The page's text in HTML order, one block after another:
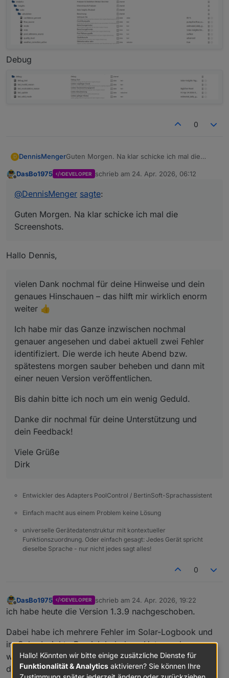
Debug
0
D DennisMengerGuten Morgen. Na klar schicke ich mal die
Results
Calculation
Debug
DasBo1975 DEVELOPER schrieb am 24. Apr. 2026, 06:12
zuletzt editiert von
@DennisMenger sagte:
Guten Morgen. Na klar schicke ich mal die
Screenshots.
Hallo Dennis,
vielen Dank nochmal für deine Hinweise und dein
genaues Hinschauen – das hilft mir wirklich enorm
weiter 👍
Ich habe mir das Ganze inzwischen nochmal
genauer angesehen und dabei aktuell zwei Fehler
identifiziert. Die werde ich heute Abend bzw.
spätestens morgen sauber beheben und dann mit
einer neuen Version veröffentlichen.
Bis dahin bitte ich noch um ein wenig Geduld.
Danke dir nochmal für deine Unterstützung und
dein Feedback!
Viele Grüße
Dirk
Entwickler des Adapters PoolControl / BertinSoft-Sprachassistent
Einfach macht aus einem Problem keine Lösung
universelle Gerätedatenstruktur mit kontextueller
Funktionszuordnung. Oder einfach gesagt: Jedes Gerät spricht
dieselbe Sprache - nur nicht jedes sagt alles!
0
Offline
DasBo1975 DEVELOPER schrieb am 24. Apr. 2026, 19:22
zuletzt editiert von
ich habe heute die Version 1.3.9 nachgeschoben.
Dabei habe ich mehrere Fehler im Solar-Logbook und
im Solar-Insights-Bereich behoben. Unter anderem
wurden teilweise Logeinträge gar nicht erstellt bzw.
doppelt geschrieben, außerdem gab es Probleme bei
Hallo! Könnten wir bitte einige zusätzliche Dienste für
Funktionalität & Analytics aktivieren? Sie können Ihre